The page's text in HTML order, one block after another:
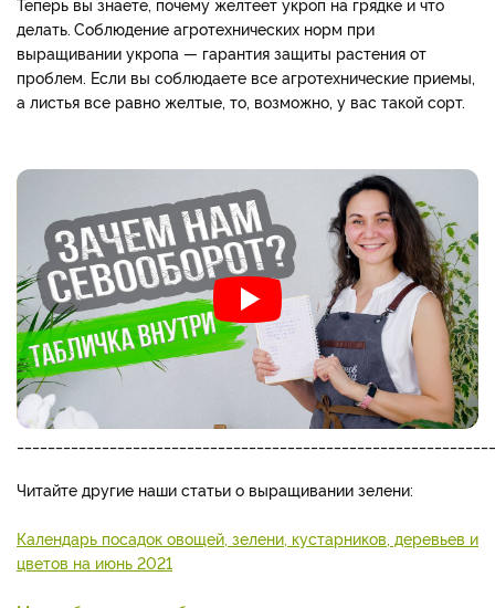
делать. Соблюдение агротехнических норм при
выращивании укропа — гарантия защиты растения от
проблем. Если вы соблюдаете все агротехнические приемы,
а листья все равно желтые, то, возможно, у вас такой сорт.
Читайте другие наши статьи о выращивании зелени:
Календарь посадок овощей, зелени, кустарников, деревьев и
цветов на июнь 2021